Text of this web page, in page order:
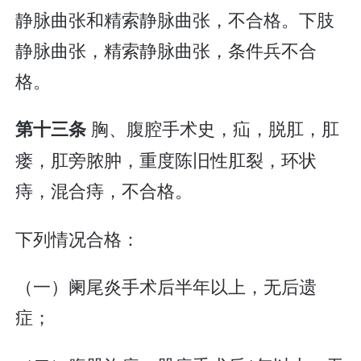
静脉曲张和精索静脉曲张，不合格。下肢
静脉曲张，精索静脉曲张，条件兵不合
格。
第十三条 胸、腹腔手术史，疝，脱肛，肛
瘘，肛旁脓肿，重度陈旧性肛裂，环状
痔，混合痔，不合格。
下列情况合格：
（一）阑尾炎手术后半年以上，无后遗
症；